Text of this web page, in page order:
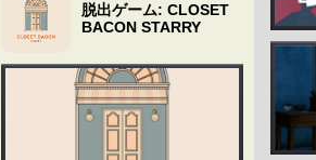
脱出ゲーム: CLOSET
BACON STARRY